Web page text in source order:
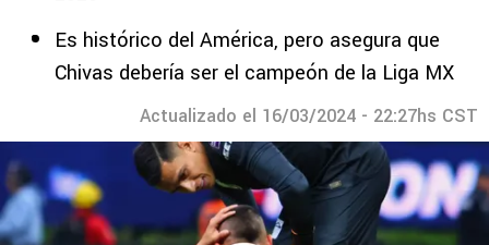
Es histórico del América, pero asegura que
Chivas debería ser el campeón de la Liga MX
Actualizado el 16/03/2024 - 22:27hs CST